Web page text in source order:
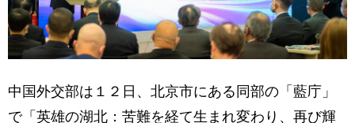
中国外交部は１２日、北京市にある同部の「藍庁」
で「英雄の湖北：苦難を経て生まれ変わり、再び輝